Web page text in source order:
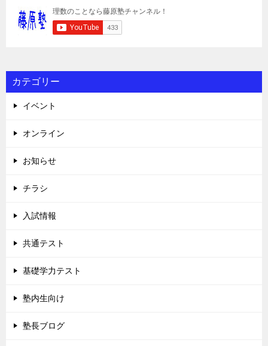
カテゴリー
イベント
オンライン
お知らせ
チラシ
入試情報
共通テスト
基礎学力テスト
塾内生向け
塾長ブログ